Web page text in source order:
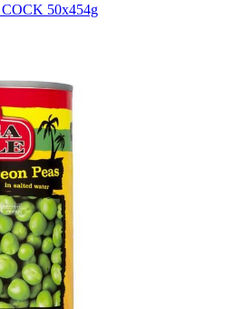
COCK 50x454g